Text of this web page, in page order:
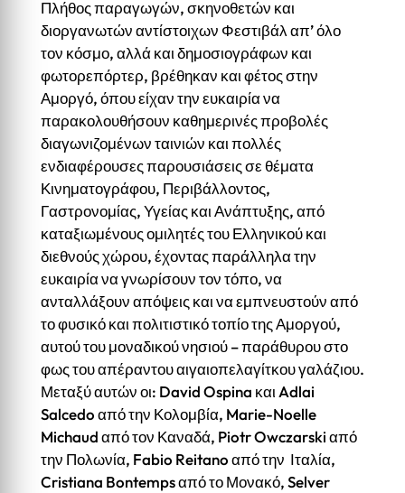
Πλήθος παραγωγών, σκηνοθετών και
διοργανωτών αντίστοιχων Φεστιβάλ απ’ όλο
τον κόσμο, αλλά και δημοσιογράφων και
φωτορεπόρτερ, βρέθηκαν και φέτος στην
Αμοργό, όπου είχαν την ευκαιρία να
παρακολουθήσουν καθημερινές προβολές
διαγωνιζομένων ταινιών και πολλές
ενδιαφέρουσες παρουσιάσεις σε θέματα
Κινηματογράφου, Περιβάλλοντος,
Γαστρονομίας, Υγείας και Ανάπτυξης, από
καταξιωμένους ομιλητές του Ελληνικού και
διεθνούς χώρου, έχοντας παράλληλα την
ευκαιρία να γνωρίσουν τον τόπο, να
ανταλλάξουν απόψεις και να εμπνευστούν από
το φυσικό και πολιτιστικό τοπίο της Αμοργού,
αυτού του μοναδικού νησιού – παράθυρου στο
φως του απέραντου αιγαιοπελαγίτκου γαλάζιου.
Μεταξύ αυτών οι: David Ospina και Adlai
Salcedo από την Κολομβία, Marie-Noelle
Michaud από τον Καναδά, Piotr Owczarski από
την Πολωνία, Fabio Reitano από την Ιταλία,
Cristiana Bontemps από το Μονακό, Selver